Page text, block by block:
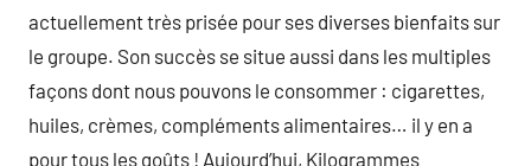
actuellement très prisée pour ses diverses bienfaits sur
le groupe. Son succès se situe aussi dans les multiples
façons dont nous pouvons le consommer : cigarettes,
huiles, crèmes, compléments alimentaires… il y en a
pour tous les goûts ! Aujourd’hui, Kilogrammes